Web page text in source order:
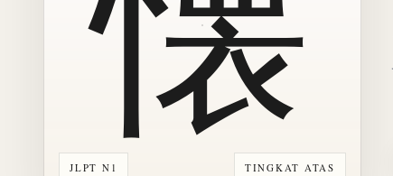
JLPT N1 TINGKAT ATAS